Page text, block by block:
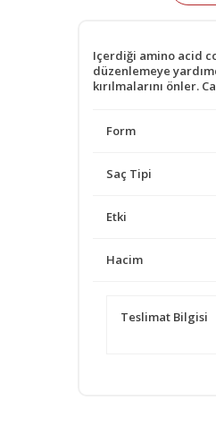
Içerdiği amino acid
düzenlemeye
kırılmalarını önler.
Form
Saç Tipi
Etki
Hacim
Teslimat Bilgisi